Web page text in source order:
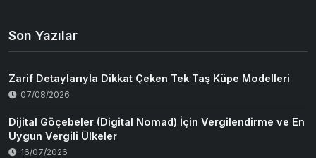
Son Yazılar
Zarif Detaylarıyla Dikkat Çeken Tek Taş Küpe Modelleri
07/08/2026
Dijital Göçebeler (Digital Nomad) İçin Vergilendirme ve En
Uygun Vergili Ülkeler
16/07/2026